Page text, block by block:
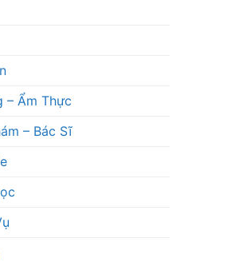
– Ẩm Thực
– Bác Sĩ